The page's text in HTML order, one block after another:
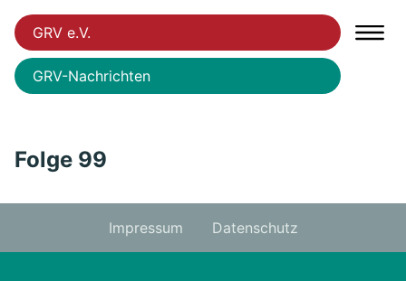
GRV e.V.
GRV-Nachrichten
Folge 99
Impressum Datenschutz